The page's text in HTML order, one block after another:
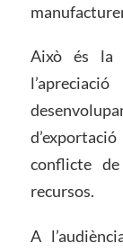
Això és la
conflicte
recursos.
A